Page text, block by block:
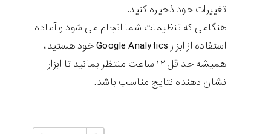
تغییرات خود ذخیره کنید.
هنگامی که تنظیمات شما انجام می شود و آماده
استفاده از ابزار Google Analytics خود هستید،
همیشه حداقل ۱۲ ساعت منتظر بمانید تا ابزار
نشان دهنده نتایج مناسب باشد.